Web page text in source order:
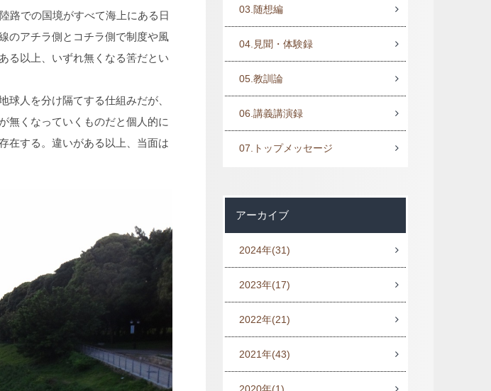
路での国境がすべて海上にある日
のアチラ側とコチラ側で制度や風
る以上、いずれ無くなる筈だとい
人を分け隔てする仕組みだが、
無くなっていくものだと個人的に
在する。違いがある以上、当面は
03.随想編
04.見聞・体験録
05.教訓論
06.講義講演録
07.トップメッセージ
アーカイブ
2024年(31)
2023年(17)
2022年(21)
2021年(43)